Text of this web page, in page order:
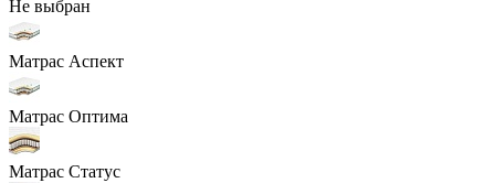
Не выбран
Матрас Аспект
Матрас Оптима
Матрас Статус